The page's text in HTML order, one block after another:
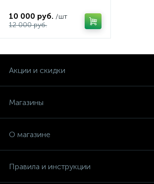
10 000 руб. /шт
12 000 руб.
Акции и скидки
Магазины
О магазине
Правила и инструкции